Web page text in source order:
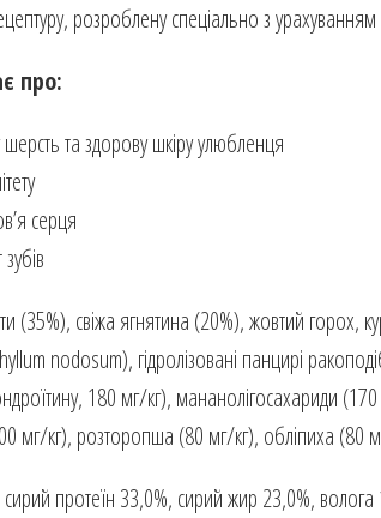
розроблену спеціально з
про:
та здорову шкіру улюбленця
серця
(35%), свіжа ягнятина (20%), жовтий горох,
nodosum), гідролізовані панцирі
180 мг/кг), мананолігосахариди
мг/кг), розторопша (80 мг/кг), обліпиха
сирий протеїн 33,0%, сирий жир 23,0%,